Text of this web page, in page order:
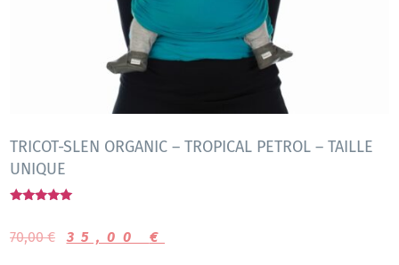
TRICOT-SLEN ORGANIC – TROPICAL PETROL – TAILLE
UNIQUE
sur 5
70,00€ 35,00 €